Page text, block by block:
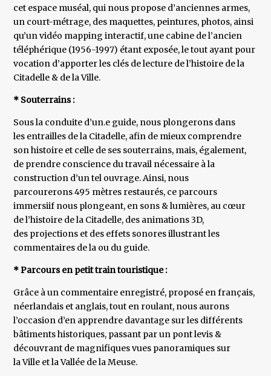
cet espace muséal, qui nous propose d’anciennes armes,
un court-métrage, des maquettes, peintures, photos, ainsi
qu’un vidéo mapping interactif, une cabine de l’ancien
téléphérique (1956-1997) étant exposée, le tout ayant pour
vocation d’apporter les clés de lecture de l’histoire de la
Citadelle & de la Ville.
* Souterrains :
Sous la conduite d’un.e guide, nous plongerons dans
les entrailles de la Citadelle, afin de mieux comprendre
son histoire et celle de ses souterrains, mais, également,
de prendre conscience du travail nécessaire à la
construction d’un tel ouvrage. Ainsi, nous
parcourerons 495 mètres restaurés, ce parcours
immersiif nous plongeant, en sons & lumières, au cœur
de l’histoire de la Citadelle, des animations 3D,
des projections et des effets sonores illustrant les
commentaires de la ou du guide.
* Parcours en petit train touristique :
Grâce à un commentaire enregistré, proposé en français,
néerlandais et anglais, tout en roulant, nous aurons
l’occasion d’en apprendre davantage sur les différents
bâtiments historiques, passant par un pont levis &
découvrant de magnifiques vues panoramiques sur
la Ville et la Vallée de la Meuse.